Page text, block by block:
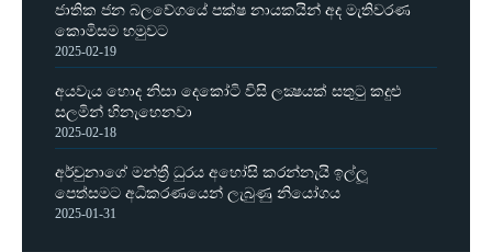
ජාතික ජන බලවේගයේ පක්ෂ නායකයින් අද මැතිවරණ
කොමිසම හමුවට
2025-02-19
අයවැය හොද නිසා දෙකෝටි විසි ලක්‍ෂයක් සතුටු කදුළු
සලමින් හිනැහෙනවා
2025-02-18
අර්චුනාගේ මන්ත්‍රී ධුරය අහෝසි කරන්නැයි ඉල්ලූ
පෙත්සමට අධිකරණයෙන් ලැබුණු නියෝගය
2025-01-31